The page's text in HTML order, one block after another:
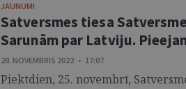
JAUNUMI
Satversmes tiesa
Sarunām par Latviju.
28. NOVEMBRIS 2022 • 17:07
Piektdien, 25. novembrī,